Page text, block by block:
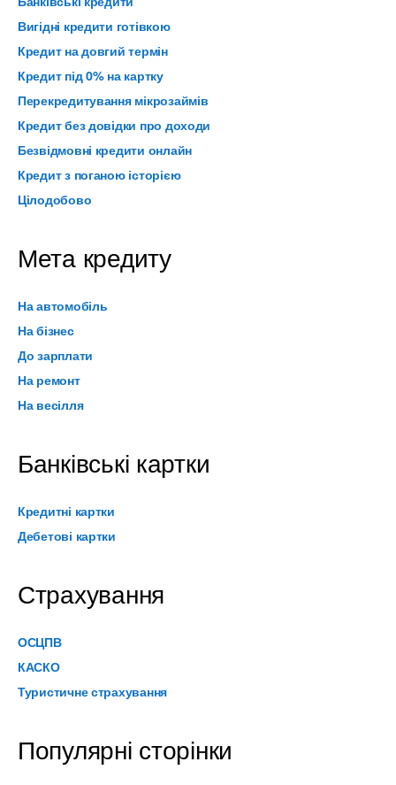
Вигідні кредити готівкою
Кредит на довгий термін
Кредит під 0% на картку
Перекредитування мікрозаймів
Кредит без довідки про доходи
Безвідмовні кредити онлайн
Кредит з поганою історією
Цілодобово
Мета кредиту
На автомобіль
На бізнес
До зарплати
На ремонт
На весілля
Банківські картки
Кредитні картки
Дебетові картки
Страхування
ОСЦПВ
КАСКО
Туристичне страхування
Популярні сторінки